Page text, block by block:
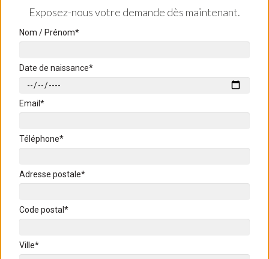
Exposez-nous votre demande dès maintenant.
Nom / Prénom*
Date de naissance*
Email*
Téléphone*
Adresse postale*
Code postal*
Ville*